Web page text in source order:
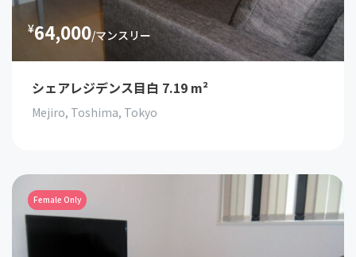
¥64,000/マンスリー
シェアレジデンス目白 7.19 m²
Mejiro, Toshima, Tokyo
Female Only